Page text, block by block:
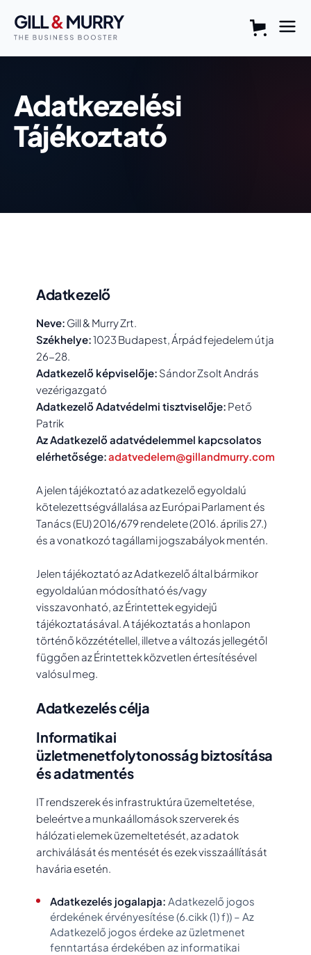
Adatkezelési
Tájékoztató
Adatkezelő
Neve: Gill & Murry Zrt.
Székhelye:1023 Budapest, Árpád fejedelem útja
26-28.
Adatkezelő képviselője: Sándor Zsolt András
vezérigazgató
Adatkezelő Adatvédelmi tisztviselője: Pető
Patrik
Az Adatkezelő adatvédelemmel kapcsolatos
elérhetősége:adatvedelem@gillandmurry.com
A jelen tájékoztató az adatkezelő egyoldalú
kötelezettségvállalása az Európai Parlament és
Tanács (EU) 2016/679 rendelete (2016. április 27.)
és a vonatkozó tagállami jogszabályok mentén.
Jelen tájékoztató az Adatkezelő által bármikor
egyoldalúan módosítható és/vagy
visszavonható, az Érintettek egyidejű
tájékoztatásával. A tájékoztatás a honlapon
történő közzététellel, illetve a változás jellegétől
függően az Érintettek közvetlen értesítésével
valósul meg.
Adatkezelés célja
Informatikai
üzletmenetfolytonosság biztosítása
és adatmentés
IT rendszerek és infrastruktúra üzemeltetése,
beleértve a munkaállomások szerverek és
hálózati elemek üzemeltetését, az adatok
archiválását és mentését és ezek visszaállítását
havária esetén.
Adatkezelés jogalapja: Adatkezelő jogos
érdekének érvényesítése (6.cikk (1) f)) – Az
Adatkezelő jogos érdeke az üzletmenet
fenntartása érdekében az informatikai